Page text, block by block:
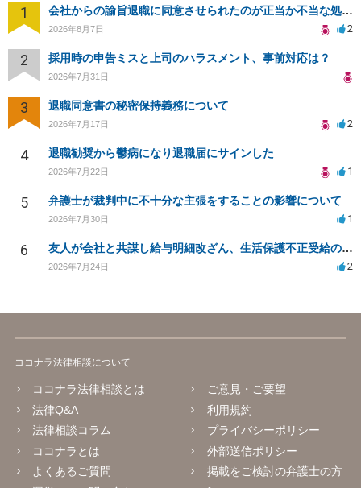
1 会社からの諭旨退職に同意させられたのが正当か不当な処分かどうか教えてほしい
2026年8月7日 2
2 採用時の申告ミスと上司のハラスメント、事前対応は？
2026年7月31日
3 退職同意書の秘密保持義務について
2026年7月17日 2
4 退職勧奨から鬱病になり退職届にサインした
2026年7月22日 1
5 弁護士が裁判中に不十分な主張をすることの影響について
2026年7月30日 1
6 友人が会社と共謀し給与明細改ざん、生活保護不正受給の法的影響は？
2026年7月24日 2
ココナラ法律相談について
ココナラ法律相談とは
法律Q&A
法律相談コラム
ココナラとは
よくあるご質問
ご意見・ご要望
利用規約
プライバシーポリシー
外部送信ポリシー
掲載をご検討の弁護士の方